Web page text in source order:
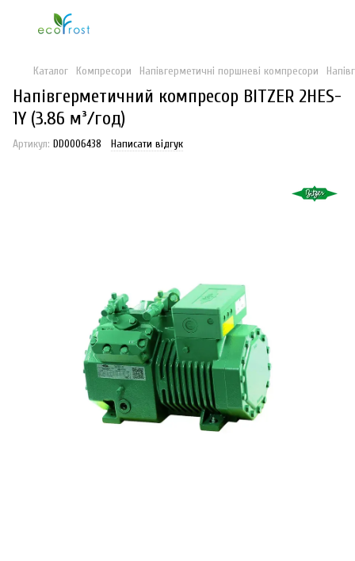
Каталог Компресори Напівгерметичні поршневі компресори
Напівгерметичний компресор BITZER 2HES-
1Y (3.86 м³/год)
Артикул: DD0006438 Написати відгук